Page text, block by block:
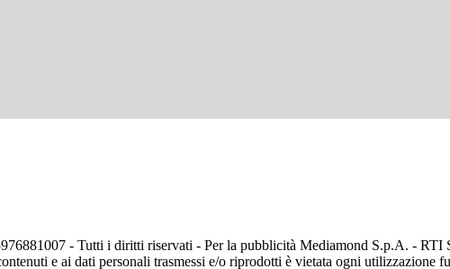
- Tutti i diritti riservati - Per la pubblicità Mediamond S.p.A. - RTI
e ai dati personali trasmessi e/o riprodotti è vietata ogni utilizzazione